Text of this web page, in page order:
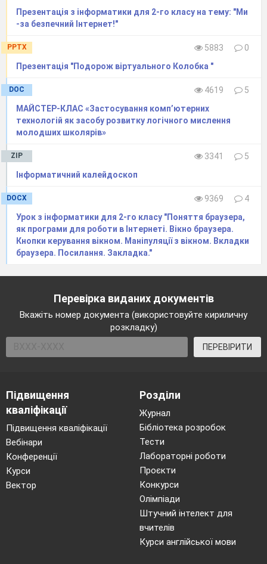
Презентація з інформатики для 2-го класу на тему: "Ми
-за бeзпeчний Інтeрнeт!"
PPTX 5883
0
Презентація "Подорож віртуального Колобка "
DOC 4619
5
МАЙСТЕР-КЛАС «Застосування комп’ютерних
технологій як засобу розвитку логічного мислення
молодших школярів»
ZIP 3341
5
Інформатичний калейдоскоп
DOCX 9369
4
Урок з інформатики для 2-го класу "Поняття браузера,
як програми для роботи в Інтернеті. Вікно браузера.
Кнопки керування вікном. Маніпуляції з вікном. Вкладки
браузера. Посилання. Закладка."
Перевірка виданих документів
Вкажіть номер документа (використовуйте кириличну
розкладку)
ПЕРЕВІРИТИ
Підвищення
кваліфікації
Підвищення кваліфікації
Вебінари
Конференції
Курси
Вектор
Розділи
Журнал
Бібліотека розробок
Тести
Лабораторні роботи
Проєкти
Конкурси
Олімпіади
Штучний інтелект для
вчителів
Курси англійської мови